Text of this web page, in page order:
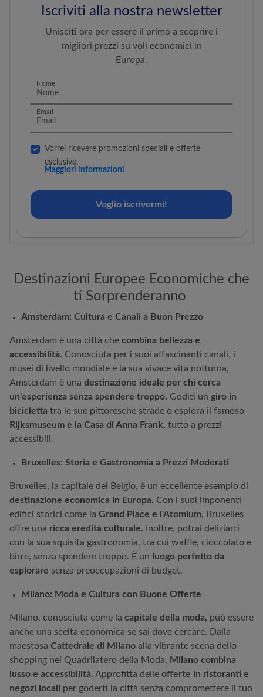
Iscriviti alla nostra newsletter
Unisciti ora per essere il primo a scoprire i
migliori prezzi su voli economici in
Europa.
Nome
Email
Vorrei ricevere promozioni speciali e offerte
esclusive.
Informazioni di base sulla protezione dei dati
Finalità: Tenervi informati su novità e promozioni
attraverso l'invio di comunicazioni commerciali di
Air Europa. Legittimità: Consenso fornito in questo
portabilità, limitazione e opposizione in questo
informazioni: Informativa sulla privacy.
Maggiori informazioni
Voglio iscrivermi!
Destinazioni Europee Economiche che
ti Sorprenderanno
Amsterdam: Cultura e Canali a Buon Prezzo
Amsterdam è una città che combina bellezza e
accessibilità. Conosciuta per i suoi affascinanti canali, i
musei di livello mondiale e la sua vivace vita notturna,
Amsterdam è una destinazione ideale per chi cerca
un'esperienza senza spendere troppo. Goditi un giro in
bicicletta tra le sue pittoresche strade o esplora il famoso
Rijksmuseum e la Casa di Anna Frank, tutto a prezzi
accessibili.
Bruxelles: Storia e Gastronomia a Prezzi Moderati
Bruxelles, la capitale del Belgio, è un eccellente esempio di
destinazione economica in Europa. Con i suoi imponenti
edifici storici come la Grand Place e l'Atomium, Bruxelles
offre una ricca eredità culturale. Inoltre, potrai deliziarti
con la sua squisita gastronomia, tra cui waffle, cioccolato e
birre, senza spendere troppo. È un
luogo perfetto da
esplorare senza preoccupazioni di budget.
Milano: Moda e Cultura con Buone Offerte
Milano, conosciuta come la capitale della moda, può essere
anche una scelta economica se sai dove cercare. Dalla
maestosa Cattedrale di Milano alla vibrante scena dello
shopping nel Quadrilatero della Moda, Milano combina
lusso e accessibilità. Approfitta delle offerte in ristoranti e
negozi locali per goderti la città senza compromettere il tuo